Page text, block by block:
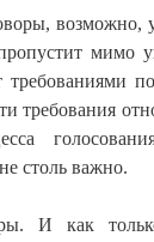
возможно,
мимо
требования
столь важно.
И как